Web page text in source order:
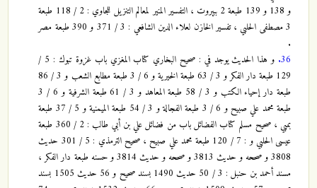
و 138 و 139 طبعة 2 ببيروت ، التفسير المنير لمعالم التنزيل للجاوي : 2 / 118 طبعة
3 مصطفى الحلبي ، تفسير الخازن لعلاء الدين الشافعي : 3 / 371 و 390 طبعة مصر
.
36.
و هذا الحديث يوجد في : صحيح البخاري كتاب المغزي باب غزوة تبوك : 5 /
129 طبعة دار الفكر و 3 / 63 طبعة الخيرية و 6 / 3 طبعة مطابع الشعب و 3 / 86
طبعة دار إحياء الكتب و 3 / 58 طبعة المعاهد و 3 / 61 طبعة الشرفية و 6 / 3
طبعة محمد علي صبيح و 6 / 3 طبعة الفجالة و 3 / 54 طبعة الميمنية و 5 / 37 طبعة
بمبي ، صحيح مسلم كتاب الفضائل باب من فضائل علي بن أبي طالب : 2 / 360 طبعة
عيسى الحلبي و : 7 / 120 طبعة محمد علي صبيح ، صحيح الترمذي : 5 / 301 حديث
3808 و صححه و حديث 3813 و صححه و حديث 3814 و حسنه طبعة دار الفكر ،
مسند أحمد بن حنبل : 3 / 50 حديث 1490 بسند صحيح و 56 حديث 1505 بسند